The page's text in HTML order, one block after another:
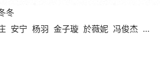
冬
安宁 杨羽 金子璇 於薇妮 冯俊杰 汪